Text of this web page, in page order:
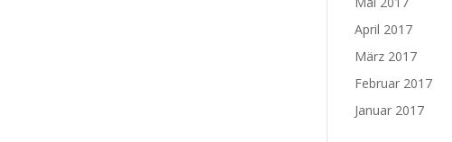
April 2017
März 2017
Februar 2017
Januar 2017